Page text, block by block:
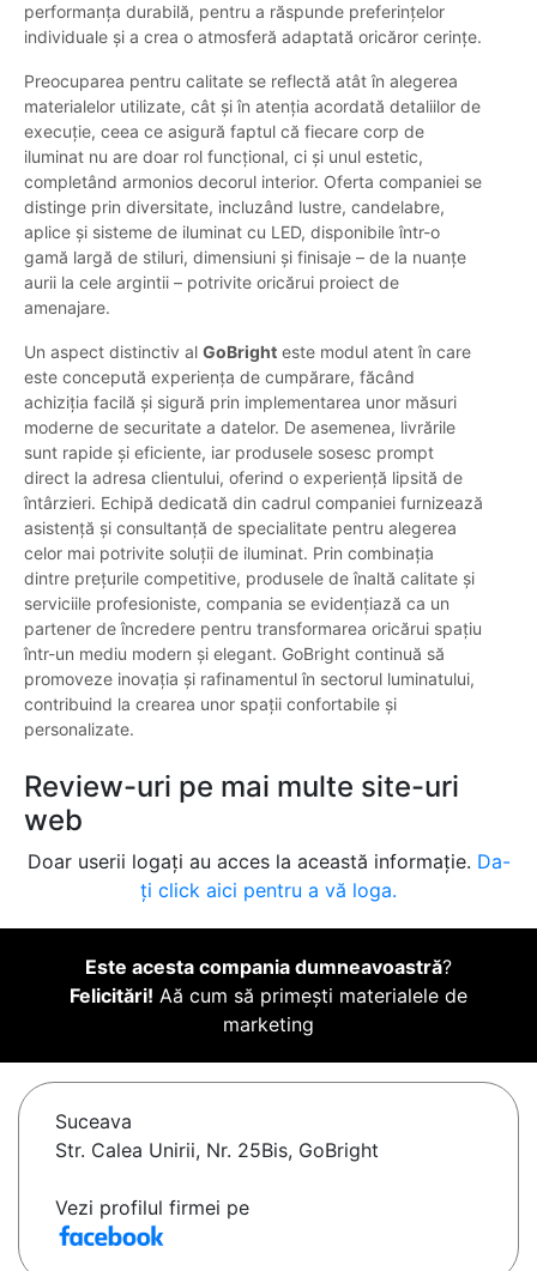
performanța durabilă, pentru a răspunde preferințelor
individuale și a crea o atmosferă adaptată oricăror cerințe.
Preocuparea pentru calitate se reflectă atât în alegerea
materialelor utilizate, cât și în atenția acordată detaliilor de
execuție, ceea ce asigură faptul că fiecare corp de
iluminat nu are doar rol funcțional, ci și unul estetic,
completând armonios decorul interior. Oferta companiei se
distinge prin diversitate, incluzând lustre, candelabre,
aplice și sisteme de iluminat cu LED, disponibile într-o
gamă largă de stiluri, dimensiuni și finisaje – de la nuanțe
aurii la cele argintii – potrivite oricărui proiect de
amenajare.
Un aspect distinctiv al GoBright este modul atent în care
este concepută experiența de cumpărare, făcând
achiziția facilă și sigură prin implementarea unor măsuri
moderne de securitate a datelor. De asemenea, livrările
sunt rapide și eficiente, iar produsele sosesc prompt
direct la adresa clientului, oferind o experiență lipsită de
întârzieri. Echipă dedicată din cadrul companiei furnizează
asistență și consultanță de specialitate pentru alegerea
celor mai potrivite soluții de iluminat. Prin combinația
dintre prețurile competitive, produsele de înaltă calitate și
serviciile profesioniste, compania se evidențiază ca un
partener de încredere pentru transformarea oricărui spațiu
într-un mediu modern și elegant. GoBright continuă să
promoveze inovația și rafinamentul în sectorul luminatului,
contribuind la crearea unor spații confortabile și
personalizate.
Review-uri pe mai multe site-uri
web
Doar userii logați au acces la această informație. Da-
ți click aici pentru a vă loga.
Este acesta compania dumneavoastră?
Felicitări! Aă cum să primești materialele de
marketing
Suceava
Str. Calea Unirii, Nr. 25Bis, GoBright
Vezi profilul firmei pe